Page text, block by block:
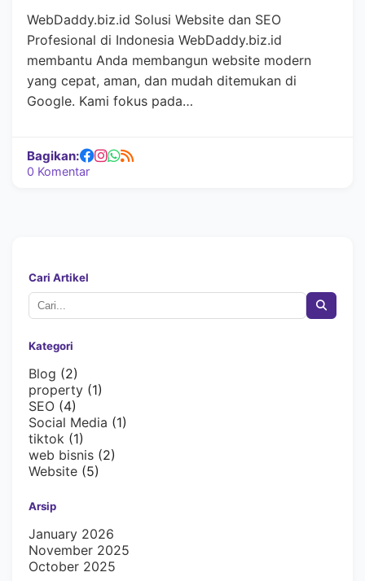
WebDaddy.biz.id Solusi Website dan SEO
Profesional di Indonesia WebDaddy.biz.id
membantu Anda membangun website modern
yang cepat, aman, dan mudah ditemukan di
Google. Kami fokus pada…
Bagikan:
0 Komentar
Cari Artikel
Kategori
Blog (2)
property (1)
SEO (4)
Social Media (1)
tiktok (1)
web bisnis (2)
Website (5)
Arsip
January 2026
November 2025
October 2025